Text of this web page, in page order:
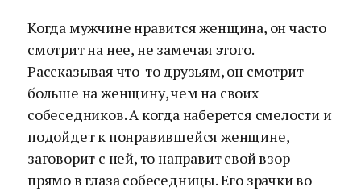
Когда мужчине нравится женщина, он часто
смотрит на нее, не замечая этого.
Рассказывая что-то друзьям, он смотрит
больше на женщину, чем на своих
собеседников. А когда наберется смелости и
подойдет к понравившейся женщине,
заговорит с ней, то направит свой взор
прямо в глаза собеседницы. Его зрачки во